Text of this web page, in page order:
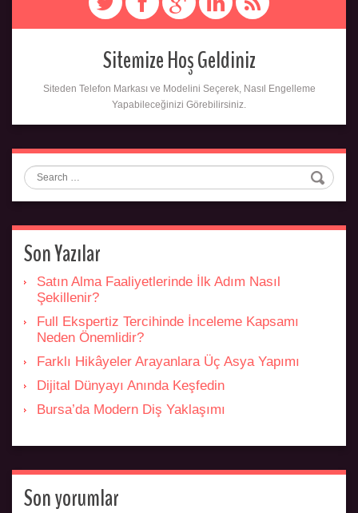
Sitemize Hoş Geldiniz
Siteden Telefon Markası ve Modelini Seçerek, Nasıl Engelleme
Yapabileceğinizi Görebilirsiniz.
Search
Son Yazılar
Satın Alma Faaliyetlerinde İlk Adım Nasıl
Şekillenir?
Full Ekspertiz Tercihinde İnceleme Kapsamı
Neden Önemlidir?
Farklı Hikâyeler Arayanlara Üç Asya Yapımı
Dijital Dünyayı Anında Keşfedin
Bursa’da Modern Diş Yaklaşımı
Son yorumlar